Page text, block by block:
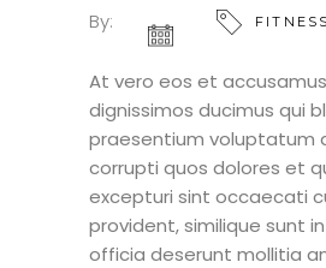
By: FITNESS
At vero eos et
dignissimos ducimus qui
praesentium voluptatum
corrupti quos dolores et
excepturi sint occaecati
provident, similique sunt
officia deserunt mollitia